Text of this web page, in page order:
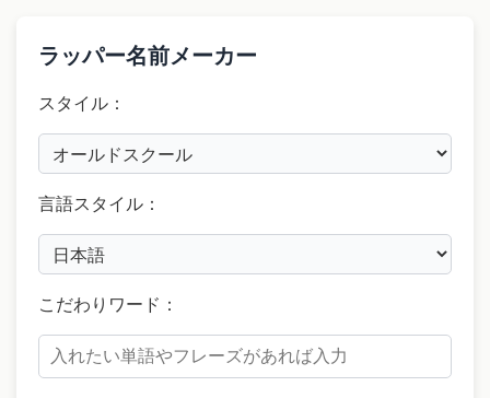
ラッパー名前メーカー
スタイル：
言語スタイル：
こだわりワード：